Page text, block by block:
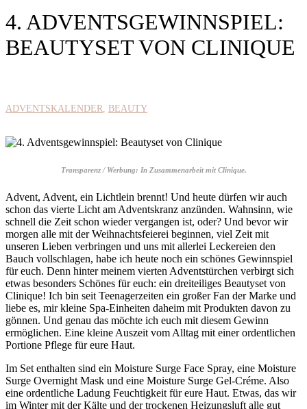
4. ADVENTSGEWINNSPIEL:
BEAUTYSET VON CLINIQUE
ADVENTSKALENDER BEAUTY
Transparenz / Werbung: In Zusammenarbeit mit Clinique.
Advent, Advent, ein Lichtlein brennt! Und heute dürfen wir auch
schon das vierte Licht am Adventskranz anzünden. Wahnsinn, wie
schnell die Zeit schon wieder vergangen ist, oder? Und bevor wir
morgen alle mit der Weihnachtsfeierei beginnen, viel Zeit mit
unseren Lieben verbringen und uns mit allerlei Leckereien den
Bauch vollschlagen, habe ich heute noch ein schönes Gewinnspiel
für euch. Denn hinter meinem vierten Adventstürchen verbirgt sich
etwas besonders Schönes für euch: ein dreiteiliges Beautyset von
Clinique! Ich bin seit Teenagerzeiten ein großer Fan der Marke und
liebe es, mir kleine Spa-Einheiten daheim mit Produkten davon zu
gönnen. Und genau das möchte ich euch mit diesem Gewinn
ermöglichen. Eine kleine Auszeit vom Alltag mit einer ordentlichen
Portione Pflege für eure Haut.
Im Set enthalten sind ein Moisture Surge Face Spray, eine Moisture
Surge Overnight Mask und eine Moisture Surge Gel-Créme. Also
eine ordentliche Ladung Feuchtigkeit für eure Haut. Etwas, das wir
im Winter mit der Kälte und der trockenen Heizungsluft alle gut